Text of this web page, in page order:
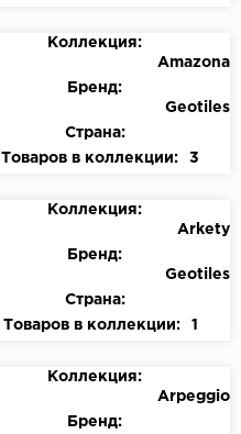
Коллекция:
Amazona
Бренд:
Geotiles
Страна:
Товаров в коллекции:
3
Коллекция:
Arkety
Бренд:
Geotiles
Страна:
Товаров в коллекции:
1
Коллекция:
Arpeggio
Бренд: